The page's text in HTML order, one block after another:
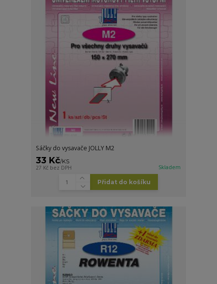
Sáčky do vysavače JOLLY M2
33 Kč/KS
27 Kč bez DPH Skladem
Přidat do košíku